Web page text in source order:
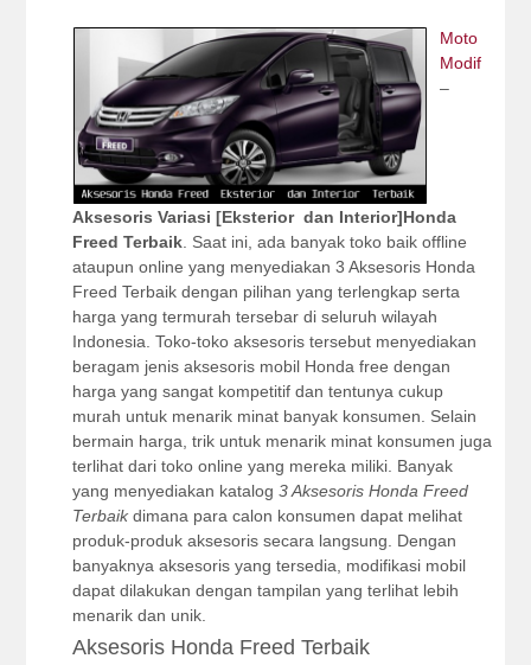
Moto
Modif
–
Aksesoris Variasi [Eksterior dan Interior]Honda
Freed Terbaik. Saat ini, ada banyak toko baik offline
ataupun online yang menyediakan 3 Aksesoris Honda
Freed Terbaik dengan pilihan yang terlengkap serta
harga yang termurah tersebar di seluruh wilayah
Indonesia. Toko-toko aksesoris tersebut menyediakan
beragam jenis aksesoris mobil Honda free dengan
harga yang sangat kompetitif dan tentunya cukup
murah untuk menarik minat banyak konsumen. Selain
bermain harga, trik untuk menarik minat konsumen juga
terlihat dari toko online yang mereka miliki. Banyak
yang menyediakan katalog 3 Aksesoris Honda Freed
Terbaikdimana para calon konsumen dapat melihat
produk-produk aksesoris secara langsung. Dengan
banyaknya aksesoris yang tersedia, modifikasi mobil
dapat dilakukan dengan tampilan yang terlihat lebih
menarik dan unik.
Aksesoris Honda Freed Terbaik